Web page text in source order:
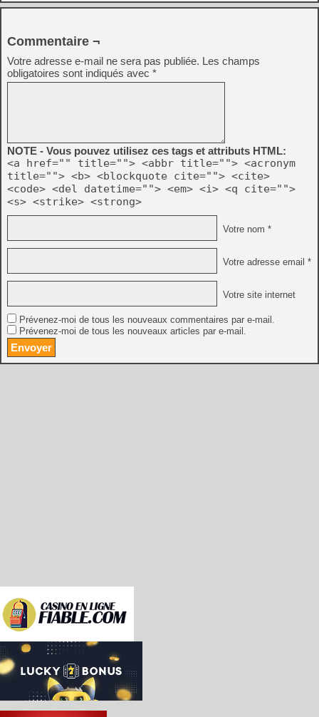
Commentaire ¬
Votre adresse e-mail ne sera pas publiée. Les champs
obligatoires sont indiqués avec *
NOTE - Vous pouvez utilisez ces tags et attributs HTML:
<a href="" title=""> <abbr title=""> <acronym
title=""> <b> <blockquote cite=""> <cite>
<code> <del datetime=""> <em> <i> <q cite="">
<s> <strike> <strong>
Votre nom *
Votre adresse email *
Votre site internet
Prévenez-moi de tous les nouveaux commentaires par e-mail.
Prévenez-moi de tous les nouveaux articles par e-mail.